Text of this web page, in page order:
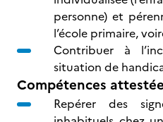
personne) et
l’école primaire,
Contribuer à
situation de
Compétences
Repérer des